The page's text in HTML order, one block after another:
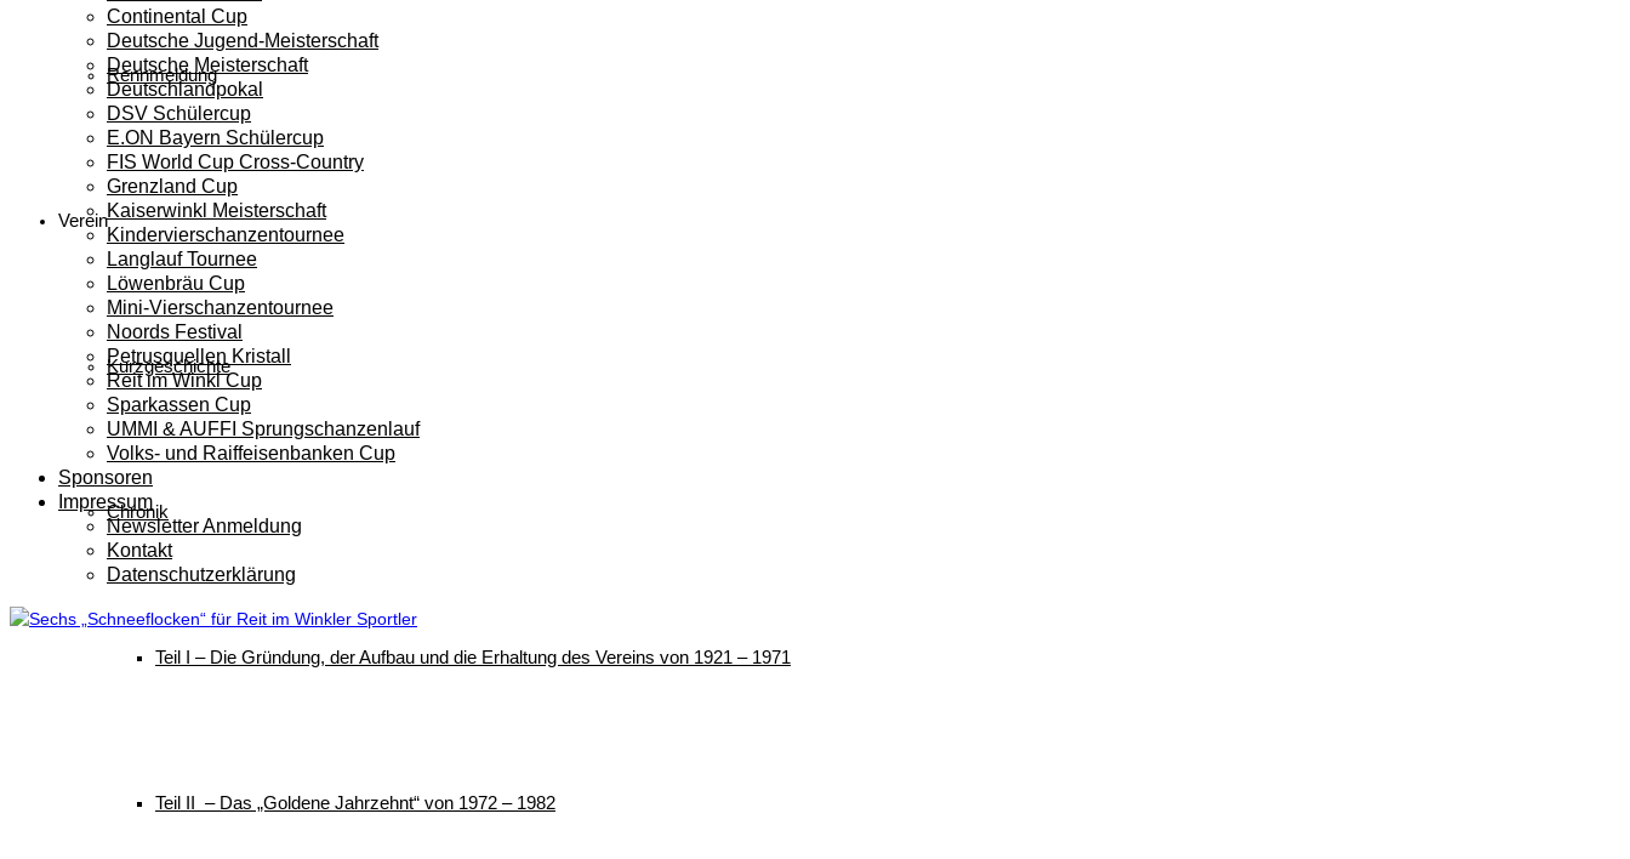
Rennmeldung
Verein
Kurzgeschichte
Chronik
Teil I – Die Gründung, der Aufbau und die Erhaltung des Vereins von 1921 – 1971
Teil II – Das „Goldene Jahrzehnt“ von 1972 – 1982
Continental Cup
Deutsche Jugend-Meisterschaft
Deutsche Meisterschaft
Deutschlandpokal
DSV Schülercup
E.ON Bayern Schülercup
FIS World Cup Cross-Country
Grenzland Cup
Kaiserwinkl Meisterschaft
Kindervierschanzentournee
Langlauf Tournee
Löwenbräu Cup
Mini-Vierschanzentournee
Noords Festival
Petrusquellen Kristall
Reit im Winkl Cup
Sparkassen Cup
UMMI & AUFFI Sprungschanzenlauf
Volks- und Raiffeisenbanken Cup
Sponsoren
Impressum
Newsletter Anmeldung
Kontakt
Datenschutzerklärung